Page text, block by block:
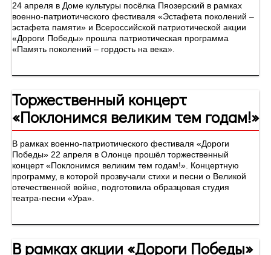
24 апреля в Доме культуры посёлка Пяозерский в рамках
военно-патриотического фестиваля «Эстафета поколений –
эстафета памяти» и Всероссийской патриотической акции
«Дороги Победы» прошла патриотическая программа
«Память поколений – гордость на века».
Торжественный концерт
«Поклонимся великим тем годам!»
В рамках военно-патриотического фестиваля «Дороги
Победы» 22 апреля в Олонце прошёл торжественный
концерт «Поклонимся великим тем годам!». Концертную
программу, в которой прозвучали стихи и песни о Великой
отечественной войне, подготовила образцовая студия
театра-песни «Ура».
В рамках акции «Дороги Победы»